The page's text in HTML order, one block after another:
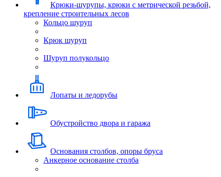
Крюки-шурупы, крюки с метрической резьбой,
крепление строительных лесов
Кольцо шуруп
Крюк шуруп
Шуруп полукольцо
Лопаты и ледорубы
Обустройство двора и гаража
Основания столбов, опоры бруса
Анкерное основание столба